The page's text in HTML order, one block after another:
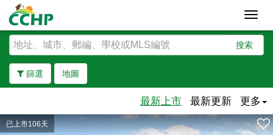
搜索
篩選 地圖
去除邊界
最新上市 最新更新 更多
已上市106天